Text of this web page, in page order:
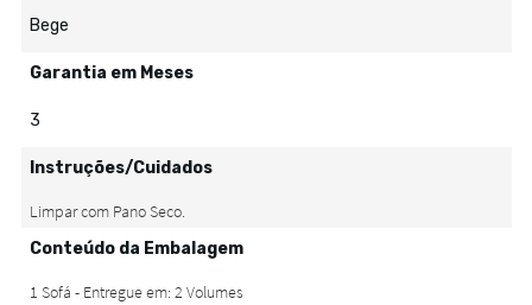
Bege
Garantia em Meses
3
Instruções/Cuidados
Conteúdo da Embalagem